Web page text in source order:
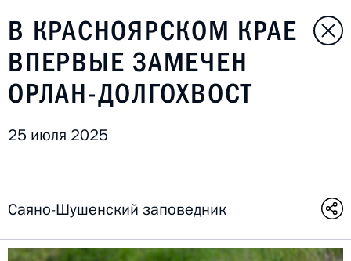
В КРАСНОЯРСКОМ КРАЕ
ВПЕРВЫЕ ЗАМЕЧЕН
ОРЛАН-ДОЛГОХВОСТ
25 июля 2025
Саяно-Шушенский заповедник